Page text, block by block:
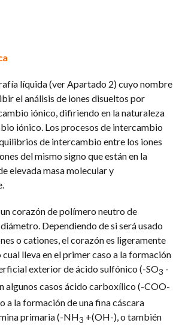
líquida (ver Apartado 2) cuyo nombre
el análisis de iones disueltos por
iónico, difiriendo en la naturaleza
iónico. Los procesos de intercambio
de intercambio entre los iones
del mismo signo que están en la
elevada masa molecular y
corazón de polímero neutro de
Dependiendo de si será usado
o cationes, el corazón es ligeramente
lleva en el primer caso a la formación
exterior de ácido sulfónico (-SO3 -
algunos casos ácido carboxílico (-COO-
a la formación de una fina cáscara
primaria (-NH3 +(OH-), o también